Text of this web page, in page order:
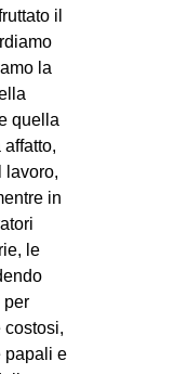
il
la
quella
lavoro,
in
le
per
costosi,
papali e